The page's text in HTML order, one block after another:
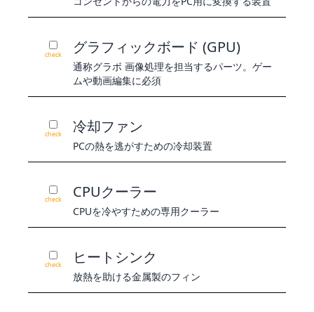
check グラフィックボード (GPU)
通称グラボ 画像処理を担当するパーツ。ゲー
ムや動画編集に必須
check 冷却ファン
PCの熱を逃がすための冷却装置
check CPUクーラー
CPUを冷やすための専用クーラー
check ヒートシンク
放熱を助ける金属製のフィン